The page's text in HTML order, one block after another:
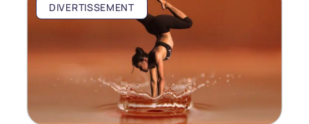
DIVERTISSEMENT